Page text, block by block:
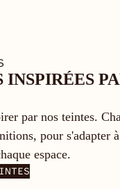
INSPIRÉES
par nos teintes.
pour s'adapter
espace.